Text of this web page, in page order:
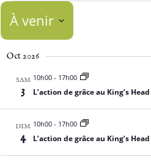
Événements
À venir
la
date
Oct 2026
SAM
3
10h00- 17h00
L’action de grâce au King’s
DIM
4
10h00- 17h00
L’action de grâce au King’s